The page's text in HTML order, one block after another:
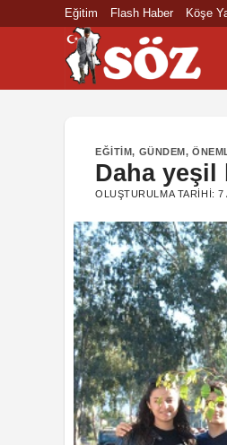
Eğitim Flash Haber Köşe
EĞITIM, GÜNDEM,
Daha
OLUŞTURULMA TARIHI:7